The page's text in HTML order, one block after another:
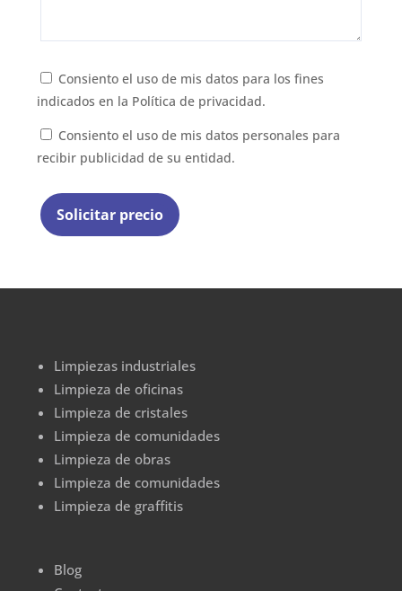
Consiento el uso de mis datos para los fines
indicados en la Política de privacidad.
Consiento el uso de mis datos personales para
recibir publicidad de su entidad.
Limpiezas industriales
Limpieza de oficinas
Limpieza de cristales
Limpieza de comunidades
Limpieza de obras
Limpieza de comunidades
Limpieza de graffitis
Blog